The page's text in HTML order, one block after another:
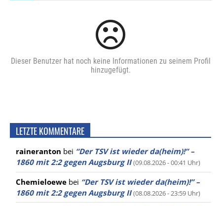
Dieser Benutzer hat noch keine Informationen zu seinem Profil
hinzugefügt.
LETZTE KOMMENTARE
raineranton bei “Der TSV ist wieder da(heim)!” –
1860 mit 2:2 gegen Augsburg II (09.08.2026 - 00:41 Uhr)
Chemieloewe bei “Der TSV ist wieder da(heim)!” –
1860 mit 2:2 gegen Augsburg II (08.08.2026 - 23:59 Uhr)